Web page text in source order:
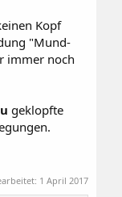
Kopf
"Mund-
immer noch
geklopfte
1 April 2017